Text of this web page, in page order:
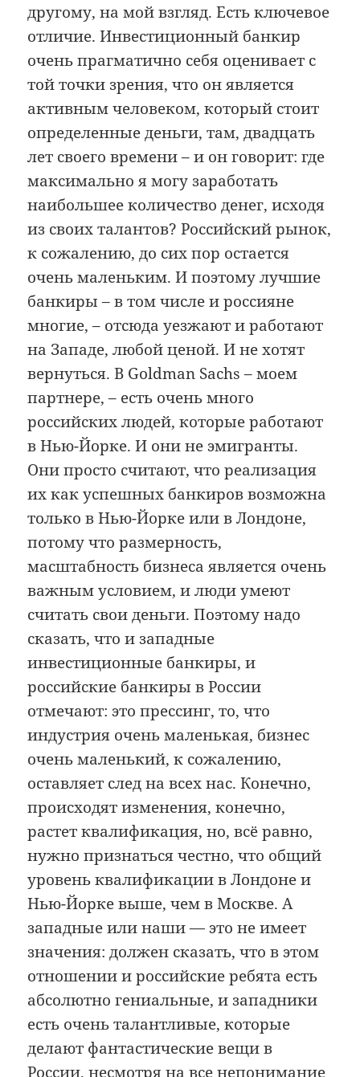
другому, на мой взгляд. Есть ключевое
отличие. Инвестиционный банкир
очень прагматично себя оценивает с
той точки зрения, что он является
активным человеком, который стоит
определенные деньги, там, двадцать
лет своего времени – и он говорит: где
максимально я могу заработать
наибольшее количество денег, исходя
из своих талантов? Российский рынок,
к сожалению, до сих пор остается
очень маленьким. И поэтому лучшие
банкиры – в том числе и россияне
многие, – отсюда уезжают и работают
на Западе, любой ценой. И не хотят
вернуться. В Goldman Sachs – моем
партнере, – есть очень много
российских людей, которые работают
в Нью-Йорке. И они не эмигранты.
Они просто считают, что реализация
их как успешных банкиров возможна
только в Нью-Йорке или в Лондоне,
потому что размерность,
масштабность бизнеса является очень
важным условием, и люди умеют
считать свои деньги. Поэтому надо
сказать, что и западные
инвестиционные банкиры, и
российские банкиры в России
отмечают: это прессинг, то, что
индустрия очень маленькая, бизнес
очень маленький, к сожалению,
оставляет след на всех нас. Конечно,
происходят изменения, конечно,
растет квалификация, но, всё равно,
нужно признаться честно, что общий
уровень квалификации в Лондоне и
Нью-Йорке выше, чем в Москве. А
западные или наши — это не имеет
значения: должен сказать, что в этом
отношении и российские ребята есть
абсолютно гениальные, и западники
есть очень талантливые, которые
делают фантастические вещи в
России, несмотря на все непонимание